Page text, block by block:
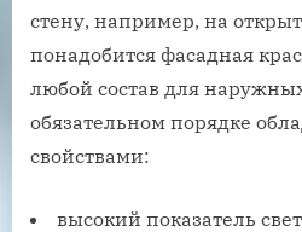
стену, например, на
понадобится фасадная
любой состав для
обязательном порядке
свойствами:
высокий показатель